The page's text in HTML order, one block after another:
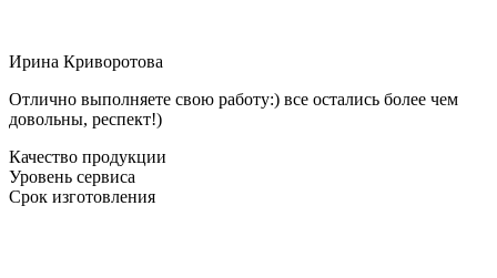
Ирина Криворотова
Отлично выполняете свою работу:) все остались более чем
довольны, респект!)
Качество продукции
Уровень сервиса
Срок изготовления